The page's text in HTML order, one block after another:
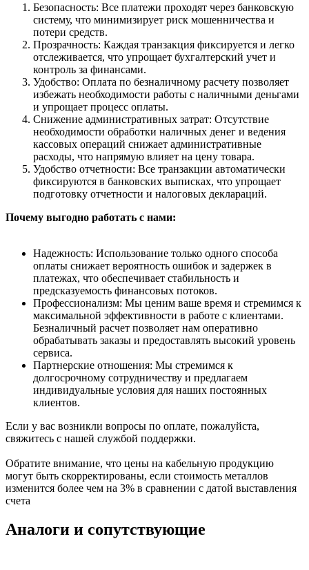
Безопасность: Все платежи проходят через банковскую
систему, что минимизирует риск мошенничества и
потери средств.
Прозрачность: Каждая транзакция фиксируется и легко
отслеживается, что упрощает бухгалтерский учет и
контроль за финансами.
Удобство: Оплата по безналичному расчету позволяет
избежать необходимости работы с наличными деньгами
и упрощает процесс оплаты.
Снижение административных затрат: Отсутствие
необходимости обработки наличных денег и ведения
кассовых операций снижает административные
расходы, что напрямую влияет на цену товара.
Удобство отчетности: Все транзакции автоматически
фиксируются в банковских выписках, что упрощает
подготовку отчетности и налоговых деклараций.
Почему выгодно работать с нами:
Надежность: Использование только одного способа
оплаты снижает вероятность ошибок и задержек в
платежах, что обеспечивает стабильность и
предсказуемость финансовых потоков.
Профессионализм: Мы ценим ваше время и стремимся к
максимальной эффективности в работе с клиентами.
Безналичный расчет позволяет нам оперативно
обрабатывать заказы и предоставлять высокий уровень
сервиса.
Партнерские отношения: Мы стремимся к
долгосрочному сотрудничеству и предлагаем
индивидуальные условия для наших постоянных
клиентов.
Если у вас возникли вопросы по оплате, пожалуйста,
свяжитесь с нашей службой поддержки.
Обратите внимание, что цены на кабельную продукцию
могут быть скорректированы, если стоимость металлов
изменится более чем на 3% в сравнении с датой выставления
счета
Аналоги и сопутствующие